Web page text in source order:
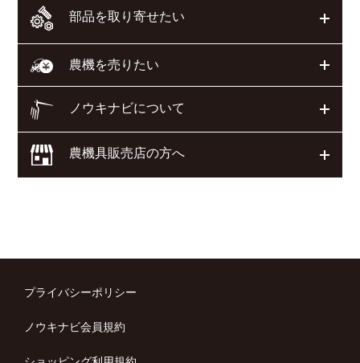
部品を取り寄せたい
農機を売りたい
ノウキナビについて
農機具販売店の方へ
プライバシーポリシー
ノウキナビ会員規約